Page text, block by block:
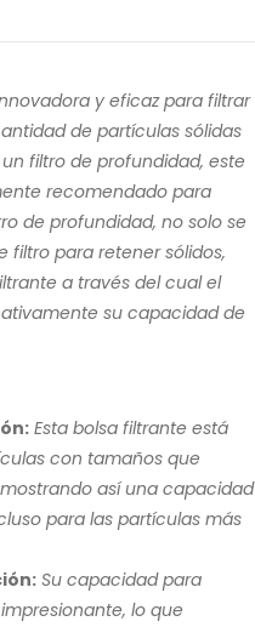
y eficaz para filtrar
de partículas sólidas
filtro de profundidad, este
recomendado para
de profundidad, no solo se
filtro para retener sólidos,
a través del cual el
su capacidad de
Esta bolsa filtrante está
con tamaños que
así una capacidad
para las partículas más
Su capacidad para
lo que